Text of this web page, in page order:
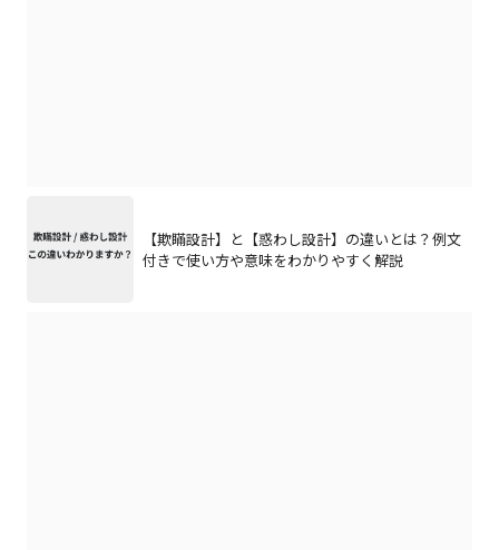
【欺瞞設計】と【惑わし設計】の違いとは？例文
付きで使い方や意味をわかりやすく解説